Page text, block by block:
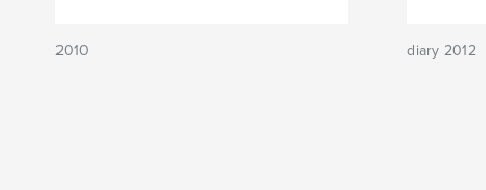
2010 diary 2012